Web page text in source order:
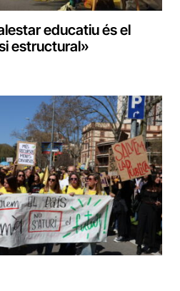
educatiu és el
estructural»